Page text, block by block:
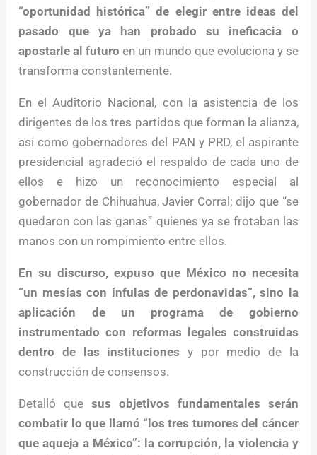
“oportunidad histórica” de elegir entre ideas del
pasado que ya han probado su ineficacia o
apostarle al futuro en un mundo que evoluciona y se
transforma constantemente.
En el Auditorio Nacional, con la asistencia de los
dirigentes de los tres partidos que forman la alianza,
así como gobernadores del PAN y PRD, el aspirante
presidencial agradeció el respaldo de cada uno de
ellos e hizo un reconocimiento especial al
gobernador de Chihuahua, Javier Corral; dijo que “se
quedaron con las ganas” quienes ya se frotaban las
manos con un rompimiento entre ellos.
En su discurso, expuso que México no necesita
“un mesías con ínfulas de perdonavidas”, sino la
aplicación de un programa de gobierno
instrumentado con reformas legales construidas
dentro de las instituciones y por medio de la
construcción de consensos.
Detalló quesus objetivos fundamentales serán
combatir lo que llamó “los tres tumores del cáncer
que aqueja a México”: la corrupción, la violencia y